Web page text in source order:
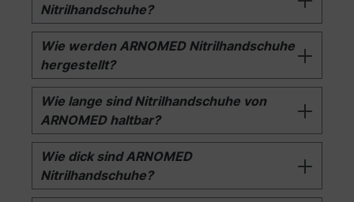
Nitrilhandschuhe?
Wie werden ARNOMED Nitrilhandschuhe
hergestellt?
Wie lange sind Nitrilhandschuhe von
ARNOMED haltbar?
Wie dick sind ARNOMED
Nitrilhandschuhe?